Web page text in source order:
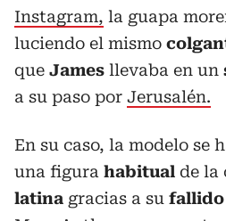
Instagram, la guapa
luciendo el mismo
que James llevaba en un
a su paso por Jerusalén.
En su caso, la modelo se
una figura habitual de la
latina gracias a su fallido